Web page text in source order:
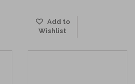
Add to
Wishlist